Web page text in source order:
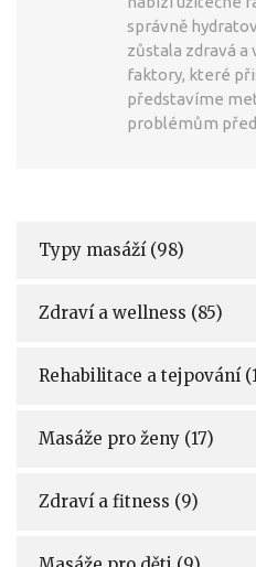
správně
zůstala zdravá a
faktory, které
představíme
problémům
Typy masáží (98)
Zdraví a wellness (85)
Rehabilitace a tejpování
Masáže pro ženy (17)
Zdraví a fitness (9)